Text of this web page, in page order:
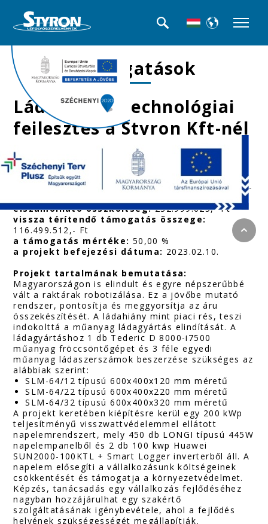
Támogatások
Ládagyártó technológiai
fejlesztés a Styron Kft-nél
és Szolgáltató KFT
a projekt címe:
Ládagyártó technológiai
fejlesztés a Styron Kft-nél
a projekt azonosító száma:GINOP_PLUSZ-1.2.3-
elszámolható összköltség:232.999.025,- Ft
vissza térítendő támogatás összege:
116.499.512,- Ft
a támogatás mértéke: 50,00 %
a projekt befejezési dátuma: 2023.02.10.
Projekt tartalmának bemutatása:
Magyarországon is elindult és egyre népszerűbbé
vált a raktárak robotizálása. Ez a jövőbe mutató
rendszer, pontosítja és meggyorsítja az áru
összekészítését. A ládahiány mint piaci rés, teszi
indokolttá a műanyag ládagyártás elindítását. A
ládagyártáshoz 1 db Tederic D 8000-i7500
műanyag fröccsöntőgépet és 3 féle egyedi
műanyag ládaszerszámok beszerzése szükséges az
alábbiak szerint:
SLM-64/12 típusú 600x400x120 mm méretű
SLM-64/22 típusú 600x400x220 mm méretű
SLM-64/32 típusú 600x400x320 mm méretű
A projekt keretében kiépítésre kerül egy 200 kWp
teljesítményű visszwattvédelemmel ellátott
napelemrendszert, mely 450 db LONGI típusú 445W
napelempanelből és 2 db 100 kwp Huawei
SUN2000-100KTL + Smart Logger inverterből áll. A
napelem elősegíti a vállalkozásunk költségeinek
csökkentését és támogatja a környezetvédelmet.
Képzés, tanácsadás egy vállalkozás fejlődéséhez
nagyban hozzájárulhat egy szakértő
szolgáltatásának igénybevétele, ahol a fejlődés
helyének szükségességét megállapítják,